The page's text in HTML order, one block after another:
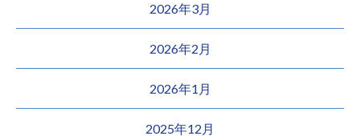
2026年3月
2026年2月
2026年1月
2025年12月